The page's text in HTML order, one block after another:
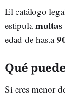
El catálogo
estipulamultas
edad de hasta
Qué
Si eres menor